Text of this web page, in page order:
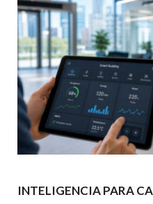
INTELIGENCIA PARA